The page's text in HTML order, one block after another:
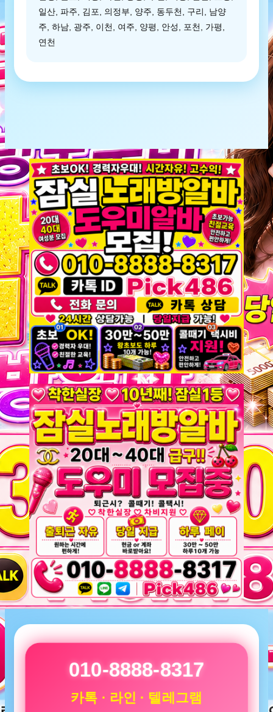
일산, 파주, 김포, 의정부, 양주, 동두천, 구리, 남양
주, 하남, 광주, 이천, 여주, 양평, 안성, 포천, 가평,
연천
010-8888-8317
카톡 · 라인 · 텔레그램